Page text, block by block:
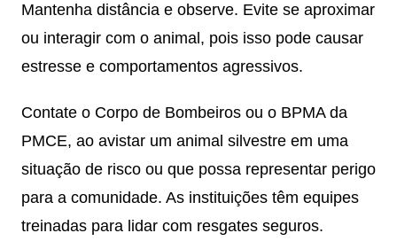
Mantenha distância e observe. Evite se aproximar
ou interagir com o animal, pois isso pode causar
estresse e comportamentos agressivos.
Contate o Corpo de Bombeiros ou o BPMA da
PMCE, ao avistar um animal silvestre em uma
situação de risco ou que possa representar perigo
para a comunidade. As instituições têm equipes
treinadas para lidar com resgates seguros.